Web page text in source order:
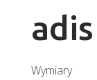
adis
Wymiary